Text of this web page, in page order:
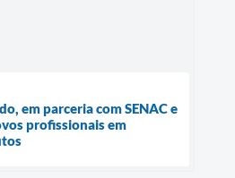
em parceria com SENAC e
profissionais em